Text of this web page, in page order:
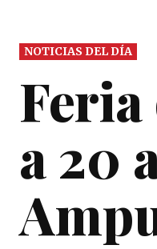
NOTICIAS DEL DÍA
a 20